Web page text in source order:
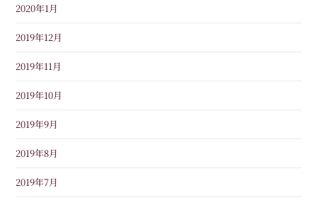
2020年1月
2019年12月
2019年11月
2019年10月
2019年9月
2019年8月
2019年7月